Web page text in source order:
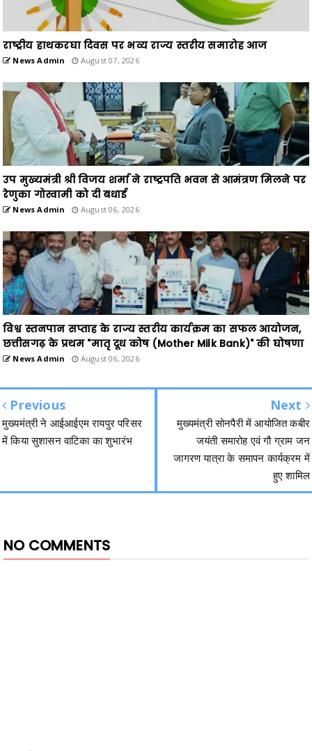
राष्ट्रीय हाथकरघा दिवस पर भव्य राज्य स्तरीय समारोह आज
News Admin August 07, 2026
उप मुख्यमंत्री श्री विजय शर्मा ने राष्ट्रपति भवन से आमंत्रण मिलने पर
रेणुका गोस्वामी को दी बधाई
News Admin August 06, 2026
विश्व स्तनपान सप्ताह के राज्य स्तरीय कार्यक्रम का सफल आयोजन,
छत्तीसगढ़ के प्रथम "मातृ दूध कोष (Mother Milk Bank)" की घोषणा
News Admin August 06, 2026
Previous
मुख्यमंत्री ने आईआईएम रायपुर परिसर
में किया सुशासन वाटिका का शुभारंभ
Next
मुख्यमंत्री सोनपैरी में आयोजित कबीर
जयंती समारोह एवं गौ ग्राम जन
जागरण यात्रा के समापन कार्यक्रम में
हुए शामिल
NO COMMENTS